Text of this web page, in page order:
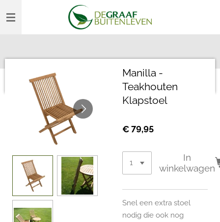
direct
hoofdinhoud
Manilla -
Teakhouten
Klapstoel
€ 79,95
In
winkelwagen
Snel een extra stoel
nodig die ook nog